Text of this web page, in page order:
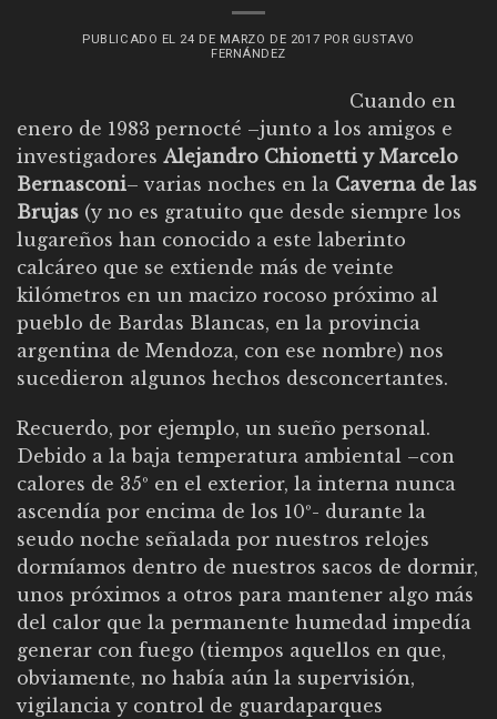
PUBLICADO EL 24 DE MARZO DE 2017 POR GUSTAVO
FERNÁNDEZ
Cuando en
enero de 1983 pernocté –junto a los amigos e
investigadores Alejandro Chionetti y Marcelo
Bernasconi– varias noches en la Caverna de las
Brujas (y no es gratuito que desde siempre los
lugareños han conocido a este laberinto
calcáreo que se extiende más de veinte
kilómetros en un macizo rocoso próximo al
pueblo de Bardas Blancas, en la provincia
argentina de Mendoza, con ese nombre) nos
sucedieron algunos hechos desconcertantes.
Recuerdo, por ejemplo, un sueño personal.
Debido a la baja temperatura ambiental –con
calores de 35º en el exterior, la interna nunca
ascendía por encima de los 10º- durante la
seudo noche señalada por nuestros relojes
dormíamos dentro de nuestros sacos de dormir,
unos próximos a otros para mantener algo más
del calor que la permanente humedad impedía
generar con fuego (tiempos aquellos en que,
obviamente, no había aún la supervisión,
vigilancia y control de guardaparques